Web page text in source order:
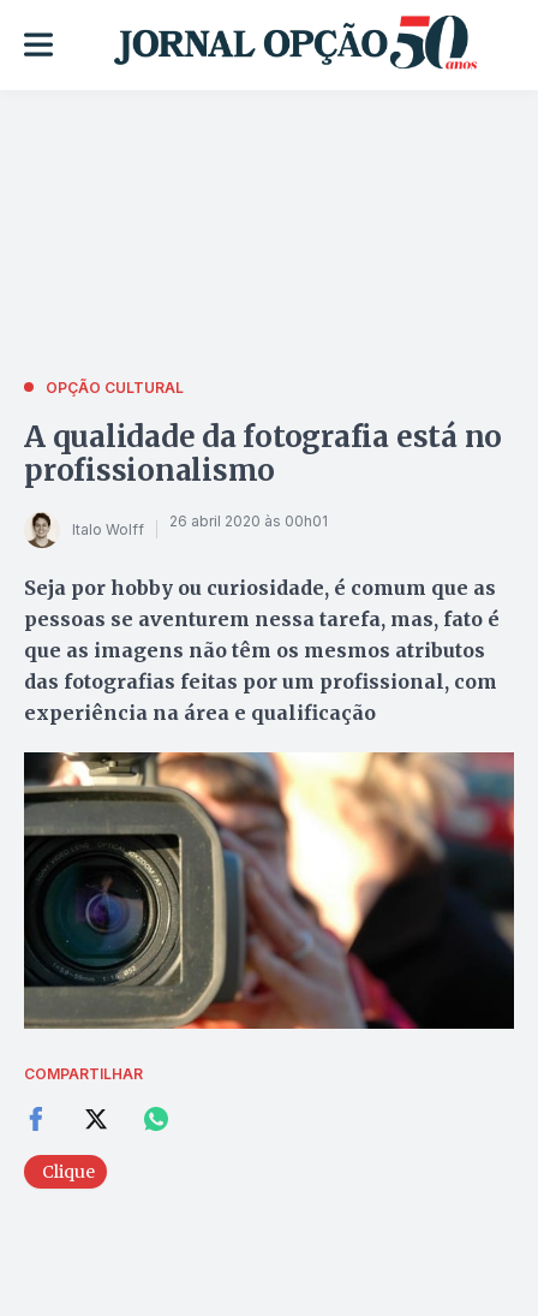
OPÇÃO CULTURAL
A qualidade da fotografia está no
profissionalismo
Italo Wolff 26 abril 2020 às 00h01
Seja por hobby ou curiosidade, é comum que as
pessoas se aventurem nessa tarefa, mas, fato é
que as imagens não têm os mesmos atributos
das fotografias feitas por um profissional, com
experiência na área e qualificação
COMPARTILHAR
Clique